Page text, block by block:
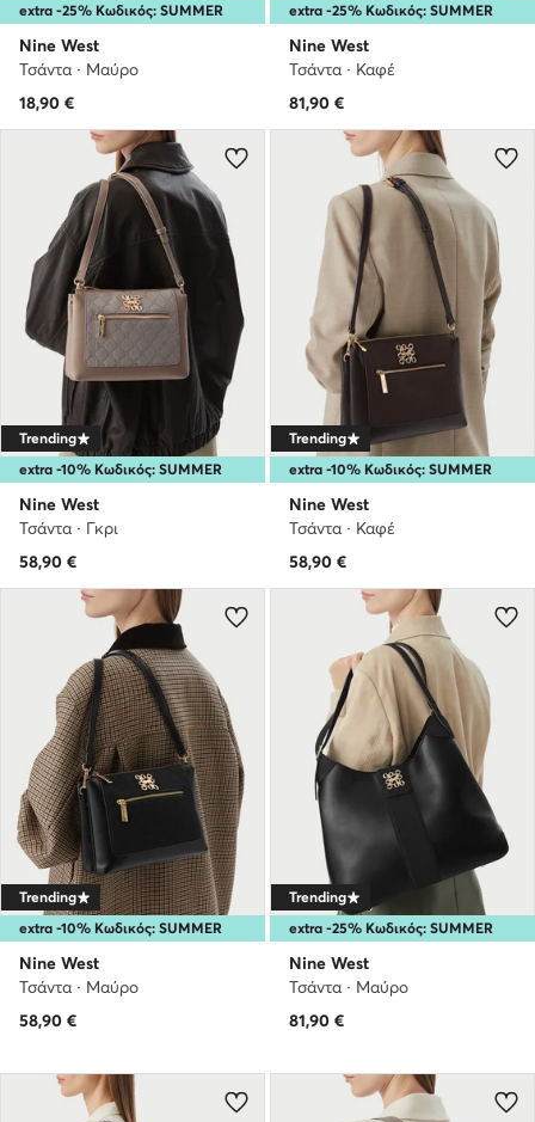
extra -25% Κωδικός: SUMMER
Nine West
Τσάντα · Μαύρο
18,90 €
extra -25% Κωδικός: SUMMER
Nine West
Τσάντα · Καφέ
81,90 €
extra -10% Κωδικός: SUMMER
Trending
Nine West
Τσάντα · Γκρι
58,90 €
extra -10% Κωδικός: SUMMER
Trending
Nine West
Τσάντα · Καφέ
58,90 €
extra -10% Κωδικός: SUMMER
Trending
Nine West
Τσάντα · Μαύρο
58,90 €
extra -25% Κωδικός: SUMMER
Trending
Nine West
Τσάντα · Μαύρο
81,90 €